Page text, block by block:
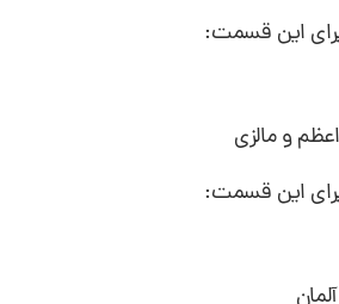
این قسمت:
و مالزی
این قسمت: